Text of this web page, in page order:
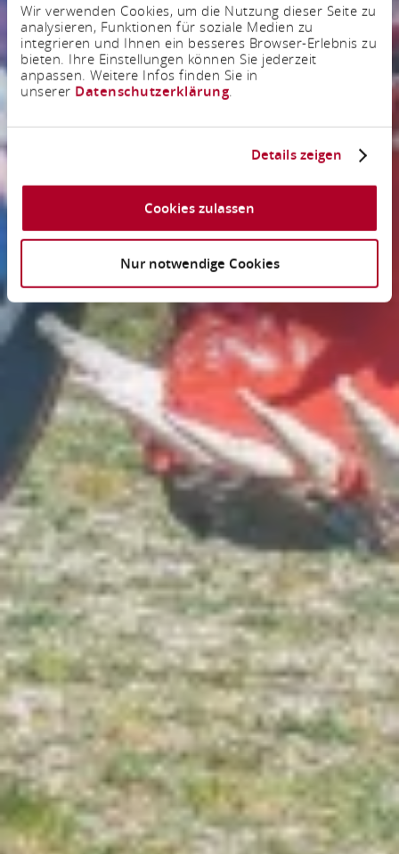
Wir verwenden Cookies, um die Nutzung dieser Seite zu
analysieren, Funktionen für soziale Medien zu
integrieren und Ihnen ein besseres Browser-Erlebnis zu
bieten. Ihre Einstellungen können Sie jederzeit
anpassen. Weitere Infos finden Sie in
unserer Datenschutzerklärung.
Details zeigen
Cookies zulassen
Nur notwendige Cookies